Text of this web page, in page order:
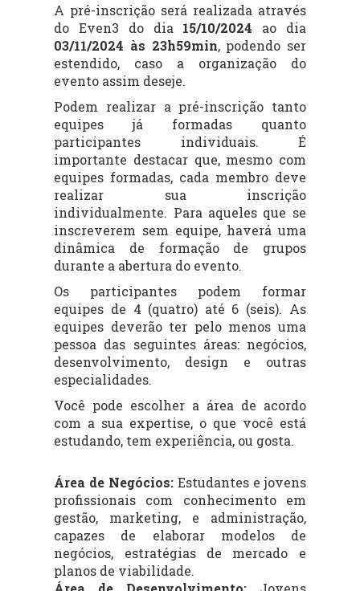
A pré-inscrição será realizada através
do Even3 do dia 15/10/2024 ao dia
03/11/2024 às 23h59min, podendo ser
estendido, caso a organização do
evento assim deseje.
Podem realizar a pré-inscrição tanto
equipes já formadas quanto
participantes individuais. É
importante destacar que, mesmo com
equipes formadas, cada membro deve
realizar sua inscrição
individualmente. Para aqueles que se
inscreverem sem equipe, haverá uma
dinâmica de formação de grupos
durante a abertura do evento.
Os participantes podem formar
equipes de 4 (quatro) até 6 (seis). As
equipes deverão ter pelo menos uma
pessoa das seguintes áreas: negócios,
desenvolvimento, design e outras
especialidades.
Você pode escolher a área de acordo
com a sua expertise, o que você está
estudando, tem experiência, ou gosta.
Área de Negócios: Estudantes e jovens
profissionais com conhecimento em
gestão, marketing, e administração,
capazes de elaborar modelos de
negócios, estratégias de mercado e
planos de viabilidade.